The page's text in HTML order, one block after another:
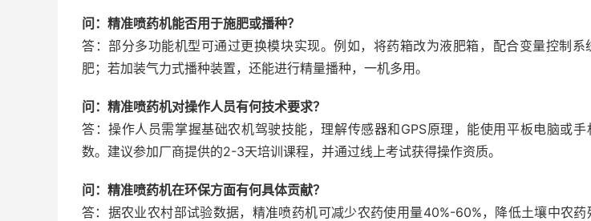
问：精准喷药机能否用于施肥或播种？
答：部分多功能机型可通过更换模块实现。例如，将药箱改为液肥箱，配合变量控制系
肥；若加装气力式播种装置，还能进行精量播种，一机多用。
问：精准喷药机对操作人员有何技术要求？
答：操作人员需掌握基础农机驾驶技能，理解传感器和GPS原理，能使用平板电脑或手
数。建议参加厂商提供的2-3天培训课程，并通过线上考试获得操作资质。
问：精准喷药机在环保方面有何具体贡献？
答：据农业农村部试验数据，精准喷药机可减少农药使用量40%-60%，降低土壤中农